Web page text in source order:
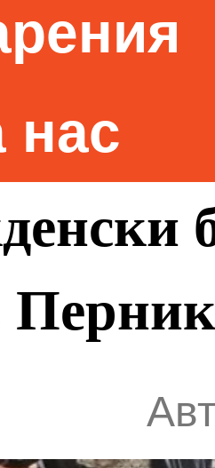
нас
Перник